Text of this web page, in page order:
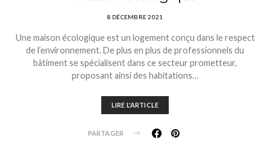
8 DÉCEMBRE 2021
Une maison écologique est un logement conçu dans le respect
de l’environnement. De plus en plus de professionnels du
bâtiment se spécialisent dans ce secteur prometteur,
proposant ainsi des habitations…
LIRE L'ARTICLE
PARTAGER